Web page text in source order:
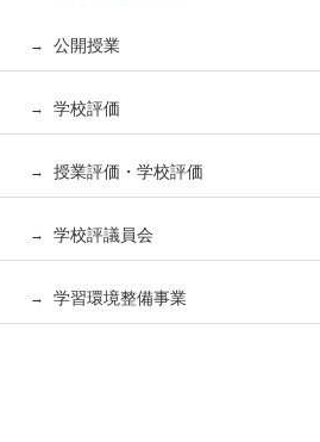
→
→
→
→
→
公開授業
学校評価
授業評価・学校評価
学校評議員会
学習環境整備事業